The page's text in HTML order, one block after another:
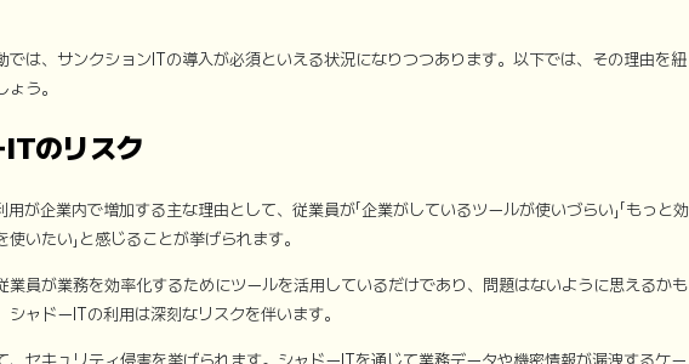
では、サンクションITの導入が必須といえる状況になりつつあります。以下では、その理由を紐
う。
ITのリスク
が企業内で増加する主な理由として、従業員が「企業がしているツールが使いづらい」「もっと効
使いたい」と感じることが挙げられます。
業員が業務を効率化するためにツールを活用しているだけであり、問題はないように思えるかも
シャドーITの利用は深刻なリスクを伴います。